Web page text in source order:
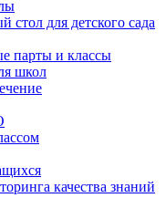
стол для детского сада
парты и классы
школ
качества знаний